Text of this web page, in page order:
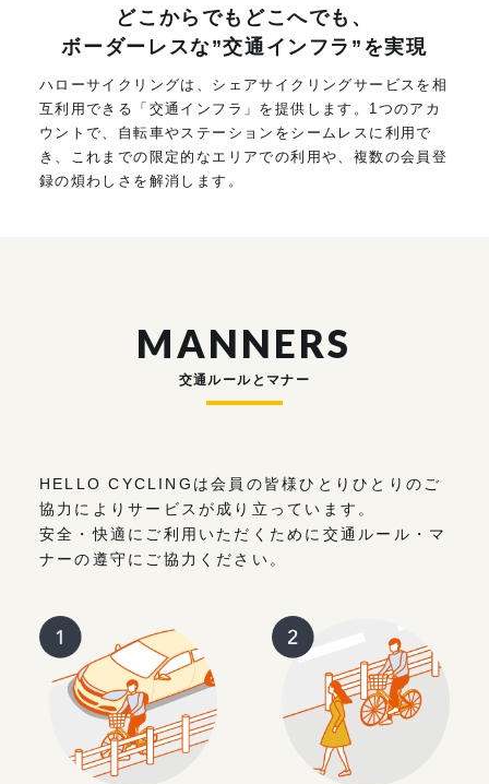
どこからでもどこへでも、
ボーダーレスな”交通インフラ”を実現
ハローサイクリングは、シェアサイクリングサービスを相
互利用できる「交通インフラ」を提供します。1つのアカ
ウントで、自転車やステーションをシームレスに利用で
き、これまでの限定的なエリアでの利用や、複数の会員登
録の煩わしさを解消します。
MANNERS
交通ルールとマナー
HELLO CYCLINGは会員の皆様ひとりひとりのご
協力によりサービスが成り立っています。
安全・快適にご利用いただくために交通ルール・マ
ナーの遵守にご協力ください。